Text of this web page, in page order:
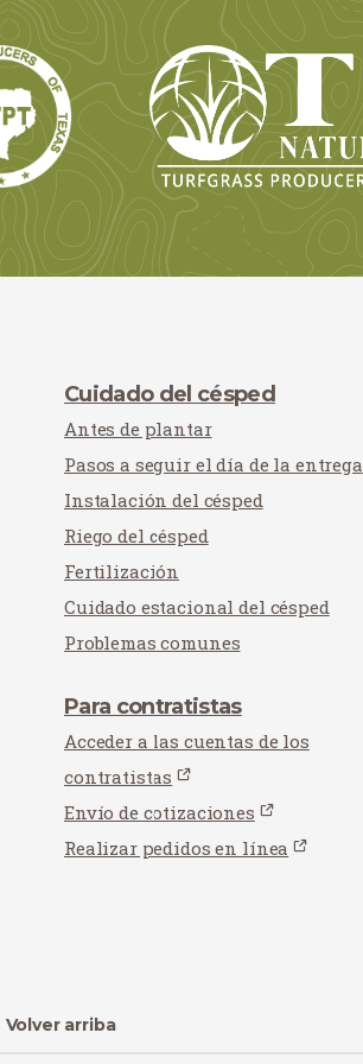
Cuidado del césped
Antes de plantar
Pasos a seguir el día de la entrega
Instalación del césped
Riego del césped
Fertilización
Cuidado estacional del césped
Problemas comunes
Para contratistas
Acceder a las cuentas de los
contratistas
Envío de cotizaciones
Realizar pedidos en línea
Volver arriba